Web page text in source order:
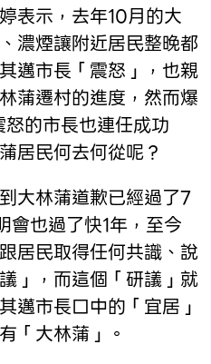
表示，去年10月的大
濃煙讓附近居民整晚都
邁市長「震怒」，也親
蒲遷村的進度，然而爆
的市長也連任成功
居民何去何從呢？
大林蒲道歉已經過了7
也過了快1年，至今
居民取得任何共識、說
」，而這個「研議」就
邁市長口中的「宜居」
「大林蒲」。